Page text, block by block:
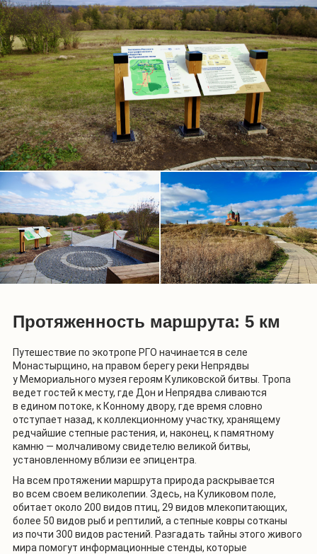
Протяженность маршрута: 5 км
Путешествие по экотропе РГО начинается в селе
Монастырщино, на правом берегу реки Непрядвы
у Мемориального музея героям Куликовской битвы. Тропа
ведет гостей к месту, где Дон и Непрядва сливаются
в едином потоке, к Конному двору, где время словно
отступает назад, к коллекционному участку, хранящему
редчайшие степные растения, и, наконец, к памятному
камню — молчаливому свидетелю великой битвы,
установленному вблизи ее эпицентра.
На всем протяжении маршрута природа раскрывается
во всем своем великолепии. Здесь, на Куликовом поле,
обитает около 200 видов птиц, 29 видов млекопитающих,
более 50 видов рыб и рептилий, а степные ковры сотканы
из почти 300 видов растений. Разгадать тайны этого живого
мира помогут информационные стенды, которые